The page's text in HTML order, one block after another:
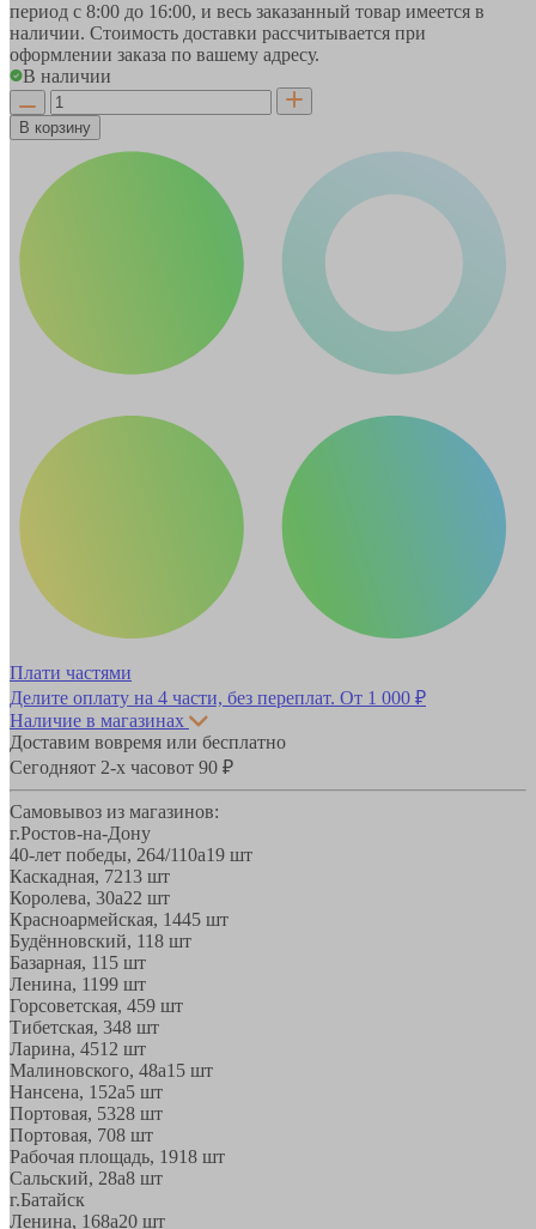
период с 8:00 до 16:00, и весь заказанный товар имеется в
наличии. Стоимость доставки рассчитывается при
оформлении заказа по вашему адресу.
В наличии
В корзину
Плати частями
Делите оплату на 4 части, без переплат. От 1 000 ₽
Наличие в магазинах
Доставим вовремя или бесплатно
Сегодняот 2-х часовот 90 ₽
Самовывоз из магазинов:
г.Ростов-на-Дону
40-лет победы, 264/110а19 шт
Каскадная, 7213 шт
Королева, 30а22 шт
Красноармейская, 1445 шт
Будённовский, 118 шт
Базарная, 11 5 шт
Ленина, 1199 шт
Горсоветская, 459 шт
Тибетская, 348 шт
Ларина, 4512 шт
Малиновского, 48а15 шт
Нансена, 152а5 шт
Портовая, 5328 шт
Портовая, 708 шт
Рабочая площадь, 1918 шт
Сальский, 28a8 шт
г.Батайск
Ленина, 168а20 шт